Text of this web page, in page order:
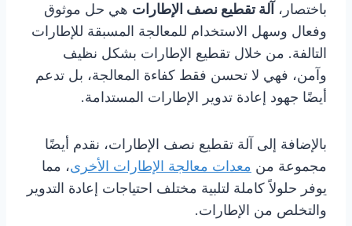
باختصار، آلة تقطيع نصف الإطارات هي حل موثوق
وفعال وسهل الاستخدام للمعالجة المسبقة للإطارات
التالفة. من خلال تقطيع الإطارات بشكل نظيف
وآمن، فهي لا تحسن فقط كفاءة المعالجة، بل تدعم
أيضًا جهود إعادة تدوير الإطارات المستدامة.
بالإضافة إلى آلة تقطيع نصف الإطارات، نقدم أيضًا
مجموعة من معدات معالجة الإطارات الأخرى، مما
يوفر حلولاً كاملة لتلبية مختلف احتياجات إعادة التدوير
والتخلص من الإطارات.